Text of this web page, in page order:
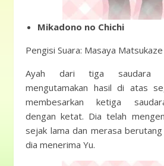
Mikadono no Chichi
Pengisi Suara: Masaya Matsukaze
Ayah dari tiga saudara
mengutamakan hasil di atas
membesarkan ketiga
dengan ketat. Dia telah
sejak lama dan merasa
dia menerima Yu.